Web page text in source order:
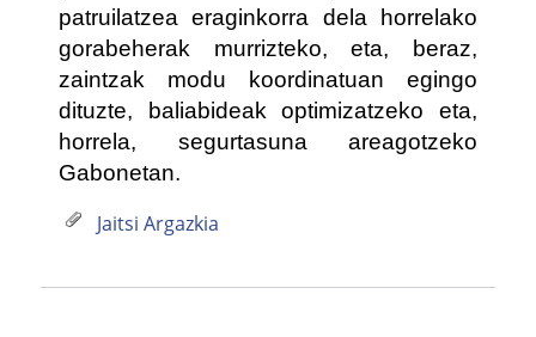
patruilatzea eraginkorra dela horrelako
gorabeherak murrizteko, eta, beraz,
zaintzak modu koordinatuan egingo
dituzte, baliabideak optimizatzeko eta,
horrela, segurtasuna areagotzeko
Gabonetan.
Jaitsi Argazkia